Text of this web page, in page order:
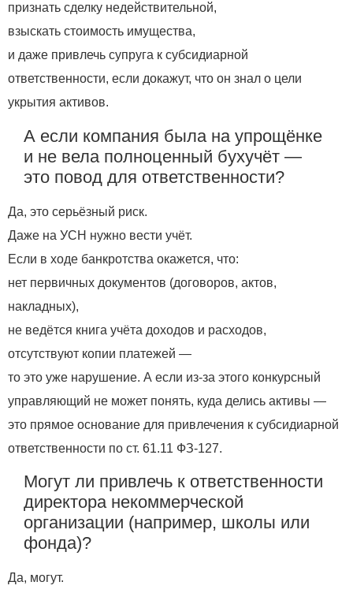
признать сделку недействительной,
взыскать стоимость имущества,
и даже привлечь супруга к субсидиарной
ответственности, если докажут, что он знал о цели
укрытия активов.
А если компания была на упрощёнке
и не вела полноценный бухучёт —
это повод для ответственности?
Да, это серьёзный риск.
Даже на УСН нужно вести учёт.
Если в ходе банкротства окажется, что:
нет первичных документов (договоров, актов,
накладных),
не ведётся книга учёта доходов и расходов,
отсутствуют копии платежей —
то это уже нарушение. А если из-за этого конкурсный
управляющий не может понять, куда делись активы —
это прямое основание для привлечения к субсидиарной
ответственности по ст. 61.11 ФЗ-127.
Могут ли привлечь к ответственности
директора некоммерческой
организации (например, школы или
фонда)?
Да, могут.